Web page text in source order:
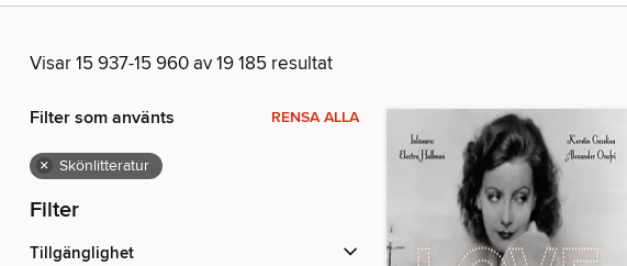
Visar 15 937-15 960 av 19 185 resultat
Filter som använts RENSA ALLA
× Skönlitteratur
Filter
Tillgänglighet